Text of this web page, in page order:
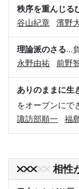
秩序を重んじる
谷山紀章
濱野
理論派のさる…
永野由祐
前野
ありのままに生
をオープンにで
諏訪部順一
福
相性